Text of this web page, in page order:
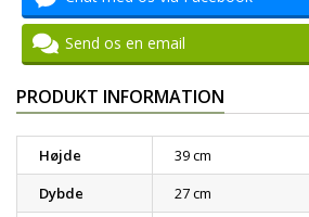
Send os en email
PRODUKT INFORMATION
Højde
39 cm
Dybde
27 cm